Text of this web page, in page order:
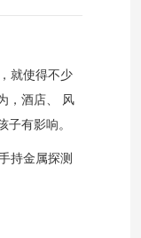
就使得不少
，酒店、
风
有影响。
持金属探测